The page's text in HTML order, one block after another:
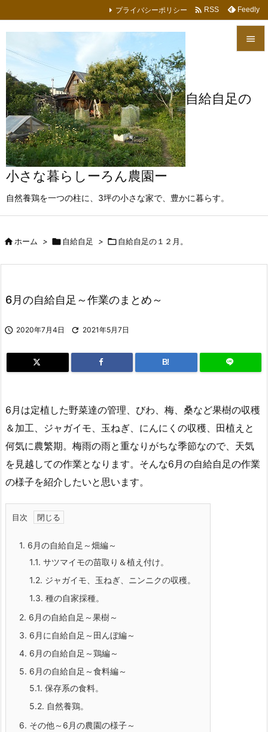
自給自足の
小さな暮らしーろん農園ー
自然養鶏を一つの柱に、3坪の小さな家で、豊かに暮らす。


サイド
プライバシーポリシー  RSS Feedly
ホーム > 自給自足 > 自給自足の１２月。
6月の自給自足～作業のまとめ～
 2020年7月4日  2021年5月7日
B!
6月は定植した野菜達の管理、びわ、梅、桑など果樹の収穫
＆加工、ジャガイモ、玉ねぎ、にんにくの収穫、田植えと
何気に農繁期。梅雨の雨と重なりがちな季節なので、天気
を見越しての作業となります。そんな6月の自給自足の作業
の様子を紹介したいと思います。
目次
1. 6月の自給自足～畑編～
1.1. サツマイモの苗取り＆植え付け。
1.2. ジャガイモ、玉ねぎ、ニンニクの収穫。
1.3. 種の自家採種。
2. 6月の自給自足～果樹～
3. 6月に自給自足～田んぼ編～
4. 6月の自給自足～鶏編～
5. 6月の自給自足～食料編～
5.1. 保存系の食料。
5.2. 自然養鶏。
6. その他～6月の農園の様子～